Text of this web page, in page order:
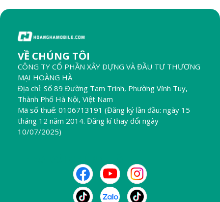
VỀ CHÚNG TÔI
CÔNG TY CỔ PHẦN XÂY DỰNG VÀ ĐẦU TƯ THƯƠNG
MẠI HOÀNG HÀ
Địa chỉ: Số 89 Đường Tam Trinh, Phường Vĩnh Tuy,
Thành Phố Hà Nội, Việt Nam
Mã số thuế: 0106713191 (Đăng ký lần đầu: ngày 15
tháng 12 năm 2014. Đăng kí thay đổi ngày
10/07/2025)